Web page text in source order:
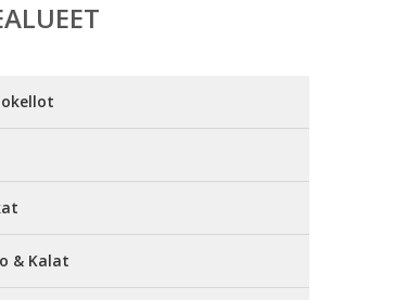
& Kalat